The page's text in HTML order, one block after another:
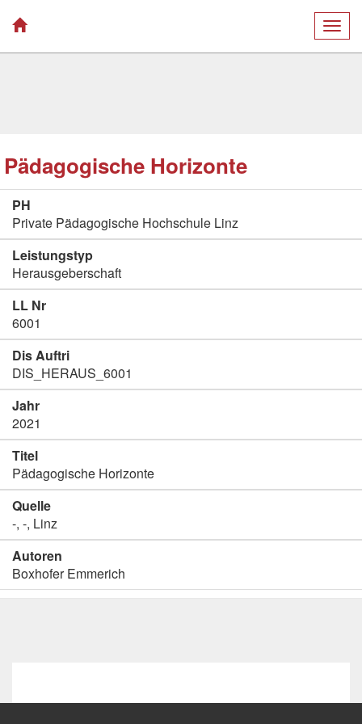
Pädagogische Horizonte
PH
Private Pädagogische Hochschule Linz
Leistungstyp
Herausgeberschaft
LL Nr
6001
Dis Auftri
DIS_HERAUS_6001
Jahr
2021
Titel
Pädagogische Horizonte
Quelle
-, -, Linz
Autoren
Boxhofer Emmerich